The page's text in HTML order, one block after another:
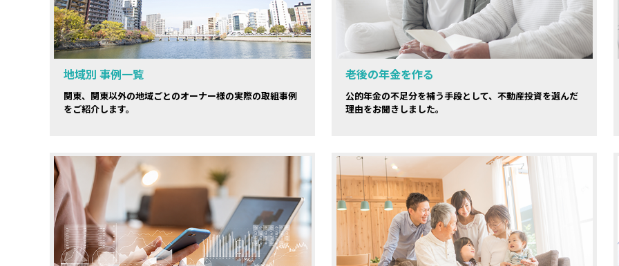
地域別 事例一覧
関東、関東以外の地域ごとのオーナー様の実際の取組事例
をご紹介します。
老後の年金を作る
公的年金の不足分を補う手段として、不動産投資を選んだ
理由をお聞きしました。